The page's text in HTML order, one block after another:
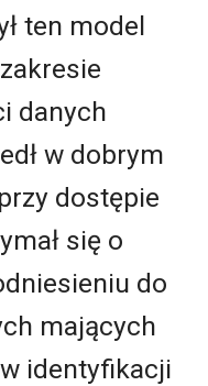
ten model
danych
w dobrym
dostępie
się o
do
mających
identyfikacji